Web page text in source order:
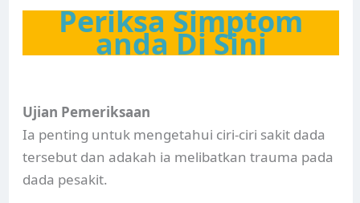
Periksa Simptom
anda Di Sini
Ujian Pemeriksaan
Ia penting untuk mengetahui ciri-ciri sakit dada
tersebut dan adakah ia melibatkan trauma pada
dada pesakit.